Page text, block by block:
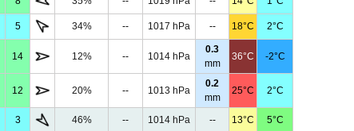
5 34% -- 1017 hPa -- 18°C 2°C
14 12% -- 1014 hPa
0.3
mm
36°C -2°C
12 20% -- 1013 hPa
0.2
mm
25°C 2°C
3 46% -- 1014 hPa -- 13°C 5°C